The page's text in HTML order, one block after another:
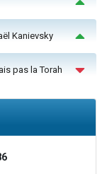
Kanievsky
pas la Torah